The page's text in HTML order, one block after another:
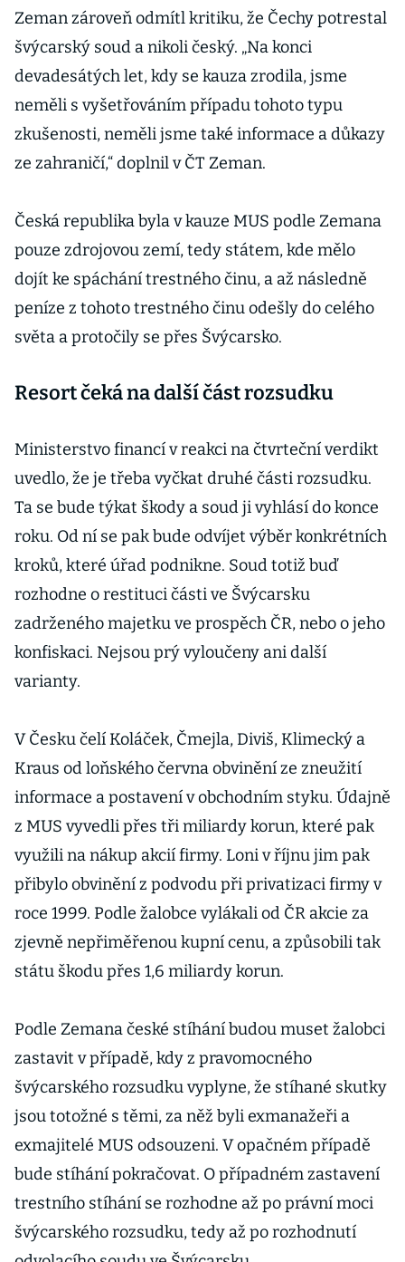
Zeman zároveň odmítl kritiku, že Čechy potrestal
švýcarský soud a nikoli český. „Na konci
devadesátých let, kdy se kauza zrodila, jsme
neměli s vyšetřováním případu tohoto typu
zkušenosti, neměli jsme také informace a důkazy
ze zahraničí,“ doplnil v ČT Zeman.
Česká republika byla v kauze MUS podle Zemana
pouze zdrojovou zemí, tedy státem, kde mělo
dojít ke spáchání trestného činu, a až následně
peníze z tohoto trestného činu odešly do celého
světa a protočily se přes Švýcarsko.
Resort čeká na další část rozsudku
Ministerstvo financí v reakci na čtvrteční verdikt
uvedlo, že je třeba vyčkat druhé části rozsudku.
Ta se bude týkat škody a soud ji vyhlásí do konce
roku. Od ní se pak bude odvíjet výběr konkrétních
kroků, které úřad podnikne. Soud totiž buď
rozhodne o restituci části ve Švýcarsku
zadrženého majetku ve prospěch ČR, nebo o jeho
konfiskaci. Nejsou prý vyloučeny ani další
varianty.
V Česku čelí Koláček, Čmejla, Diviš, Klimecký a
Kraus od loňského června obvinění ze zneužití
informace a postavení v obchodním styku. Údajně
z MUS vyvedli přes tři miliardy korun, které pak
využili na nákup akcií firmy. Loni v říjnu jim pak
přibylo obvinění z podvodu při privatizaci firmy v
roce 1999. Podle žalobce vylákali od ČR akcie za
zjevně nepřiměřenou kupní cenu, a způsobili tak
státu škodu přes 1,6 miliardy korun.
Podle Zemana české stíhání budou muset žalobci
zastavit v případě, kdy z pravomocného
švýcarského rozsudku vyplyne, že stíhané skutky
jsou totožné s těmi, za něž byli exmanažeři a
exmajitelé MUS odsouzeni. V opačném případě
bude stíhání pokračovat. O případném zastavení
trestního stíhání se rozhodne až po právní moci
švýcarského rozsudku, tedy až po rozhodnutí